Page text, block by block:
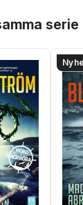
serie